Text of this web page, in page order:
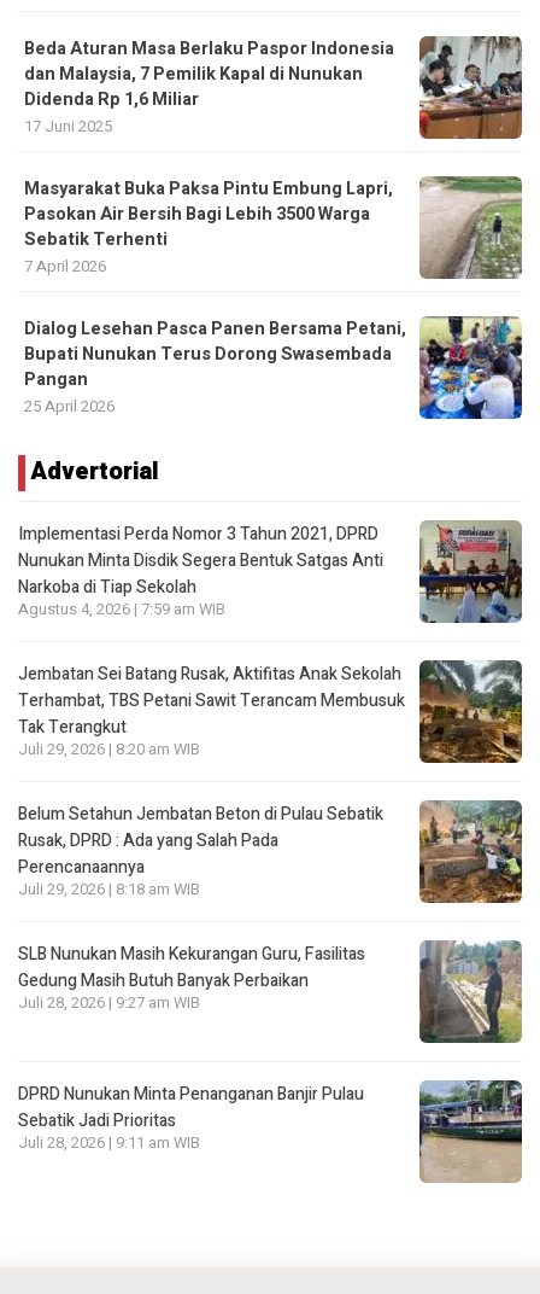
Beda Aturan Masa Berlaku Paspor Indonesia
dan Malaysia, 7 Pemilik Kapal di Nunukan
Didenda Rp 1,6 Miliar
17 Juni 2025
Masyarakat Buka Paksa Pintu Embung Lapri,
Pasokan Air Bersih Bagi Lebih 3500 Warga
Sebatik Terhenti
7 April 2026
Dialog Lesehan Pasca Panen Bersama Petani,
Bupati Nunukan Terus Dorong Swasembada
Pangan
25 April 2026
Advertorial
Implementasi Perda Nomor 3 Tahun 2021, DPRD
Nunukan Minta Disdik Segera Bentuk Satgas Anti
Narkoba di Tiap Sekolah
Agustus 4, 2026 | 7:59 am WIB
Jembatan Sei Batang Rusak, Aktifitas Anak Sekolah
Terhambat, TBS Petani Sawit Terancam Membusuk
Tak Terangkut
Juli 29, 2026 | 8:20 am WIB
Belum Setahun Jembatan Beton di Pulau Sebatik
Rusak, DPRD : Ada yang Salah Pada
Perencanaannya
Juli 29, 2026 | 8:18 am WIB
SLB Nunukan Masih Kekurangan Guru, Fasilitas
Gedung Masih Butuh Banyak Perbaikan
Juli 28, 2026 | 9:27 am WIB
DPRD Nunukan Minta Penanganan Banjir Pulau
Sebatik Jadi Prioritas
Juli 28, 2026 | 9:11 am WIB